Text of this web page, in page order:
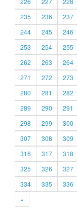
235
236 237
244
245 246
253
254 255
262
263 264
271
272 273
280
281 282
289
290 291
298
299 300
307
308 309
316
317 318
325
326 327
334
335 336
»